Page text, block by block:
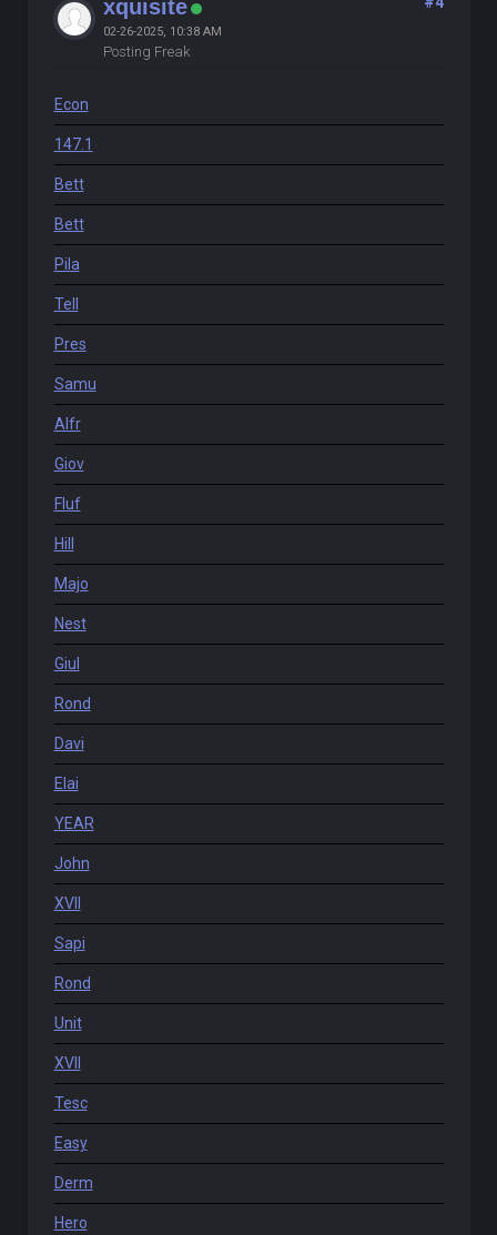
xquisite
02-26-2025, 10:38 AM
Posting Freak
Econ
147.1
Bett
Bett
Pila
Tell
Pres
Samu
Alfr
Giov
Fluf
Hill
Majo
Nest
Giul
Rond
Davi
Elai
YEAR
John
XVII
Sapi
Rond
Unit
XVII
Tesc
Easy
Derm
Hero